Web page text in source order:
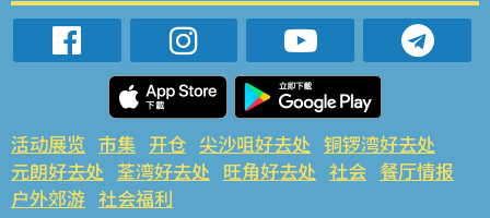
活动展览 市集 开仓 尖沙咀好去处 铜锣湾好去处
元朗好去处 荃湾好去处 旺角好去处 社会 餐厅情报
户外郊游 社会福利